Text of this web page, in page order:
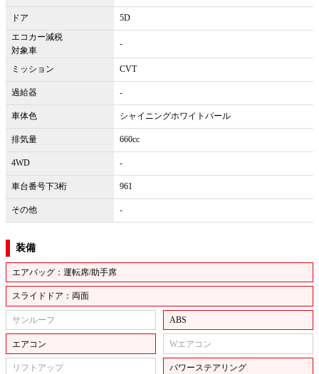
ドア
5D
エコカー減税
対象車
-
ミッション CVT
過給器 -
車体色 シャイニングホワイトパール
排気量 660cc
4WD -
車台番号下3桁 961
その他 -
装備
エアバッグ：運転席/助手席
スライドドア：両面
サンルーフ ABS
エアコン Wエアコン
リフトアップ パワーステアリング